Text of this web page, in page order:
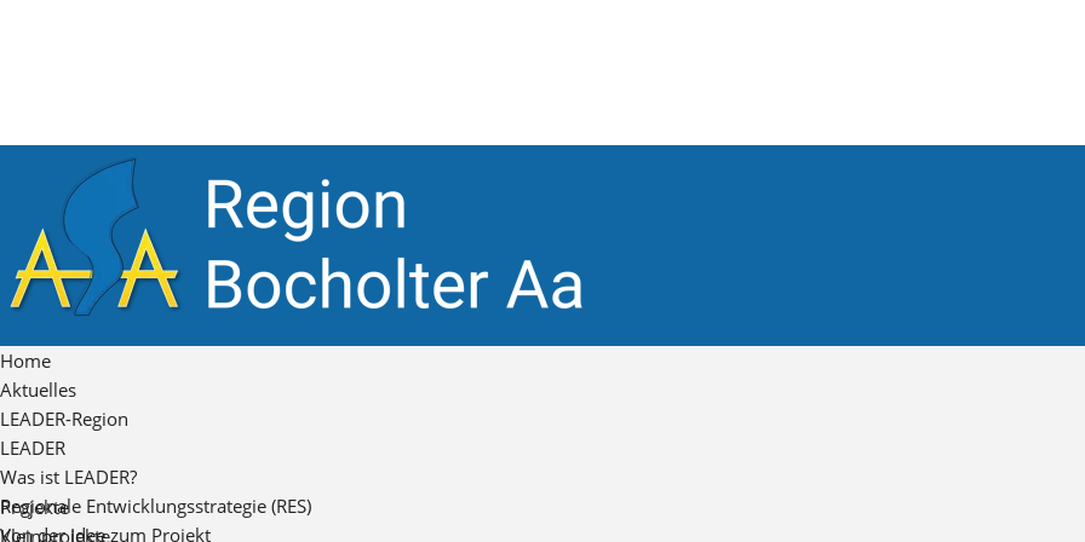
Home
Aktuelles
LEADER-Region
LEADER
Was ist LEADER?
Regionale Entwicklungsstrategie (RES)
Von der Idee zum Projekt
Projekte
Kleinprojekte